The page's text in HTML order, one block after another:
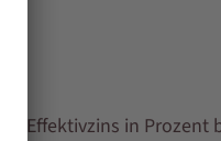
Effektivzins in Prozent